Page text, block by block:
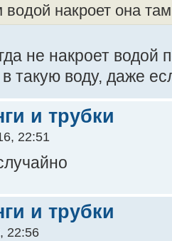
водой накроет она
не накроет водой
такую воду, даже
и трубки
22:51
и трубки
22:56